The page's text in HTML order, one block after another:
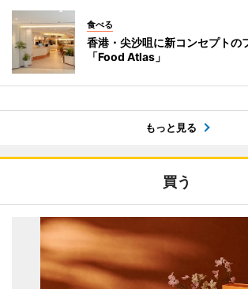
食べる
香港・尖沙咀に新コンセプトの
「Food Atlas」
もっと見る
買う